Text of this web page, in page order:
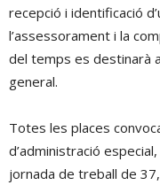
recepció i identificació
l’assessorament i la
del temps es destinarà
general.
Totes les places
d’administració
jornada de treball de